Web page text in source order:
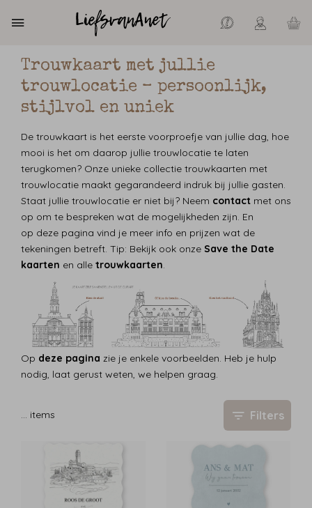
Trouwkaart met jullie
trouwlocatie – persoonlijk,
stijlvol en uniek
De trouwkaart is het eerste voorproefje van jullie dag, hoe
mooi is het om daarop jullie trouwlocatie te laten
terugkomen? Onze unieke collectie trouwkaarten met
trouwlocatie maakt gegarandeerd indruk bij jullie gasten.
Staat jullie trouwlocatie er niet bij? Neem contact met ons
op om te bespreken wat de mogelijkheden zijn. En
op deze pagina vind je meer info en prijzen wat de
tekeningen betreft. Tip: Bekijk ook onze Save the Date
kaarten en alle trouwkaarten.
Op deze pagina zie je enkele voorbeelden. Heb je hulp
nodig, laat gerust weten, we helpen graag.
… items Filters